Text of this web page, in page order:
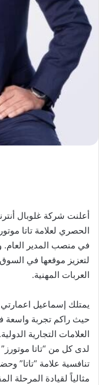
أعلنت شركة غلوبال
الحصري لعلامة تاتا
في منصب المدير العام.
لتعزيز موقعها في
العربات المهنية.
حيث راكم تجربة واسعة
العلامات التجارية
لدى كل من “تاتا
تنافسية علامة “تاتا”
مثالياً لقيادة المرحلة